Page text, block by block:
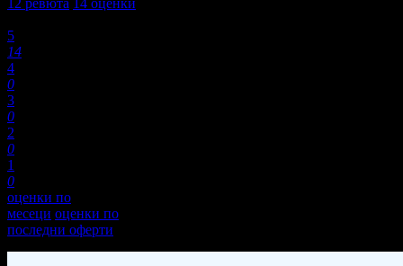
12 ревюта 14 оценки
5
14
4
0
3
0
2
0
1
0
оценки по
месеци оценки по
последни оферти